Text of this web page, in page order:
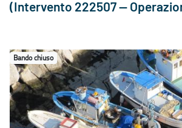
(Intervento 222507 —
Bando chiuso